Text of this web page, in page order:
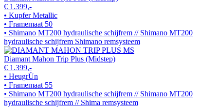
€ 1.399,-
• Kupfer Metallic
• Framemaat 50
• Shimano MT200 hydraulische schijfrem // Shimano MT200
hydraulische schijfrem Shimano remsysteem
Diamant Mahon Trip Plus (Midstep)
€ 1.399,-
• HeugrÜn
• Framemaat 55
• Shimano MT200 hydraulische schijfrem // Shimano MT200
hydraulische schijfrem // Shima remsysteem